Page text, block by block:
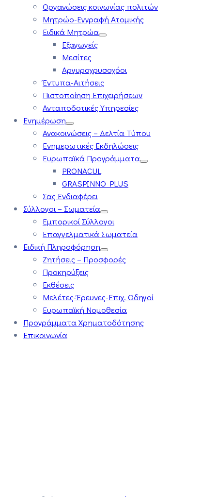
Οργανώσεις κοινωνίας πολιτών
Μητρώο-Εγγραφή Ατομικής
Ειδικά Μητρώα
Εξαγωγείς
Μεσίτες
Αργυροχρυσοχόοι
Έντυπα-Αιτήσεις
Πιστοποίηση Επιχειρήσεων
Ανταποδοτικές Υπηρεσίες
Ενημέρωση
Ανακοινώσεις – Δελτία Τύπου
Ενημερωτικές Εκδηλώσεις
Ευρωπαϊκά Προγράμματα
PRONACUL
GRASPINNO PLUS
Σας Ενδιαφέρει
Σύλλογοι – Σωματεία
Εμπορικοί Σύλλογοι
Επαγγελματικά Σωματεία
Ειδική Πληροφόρηση
Ζητήσεις – Προσφορές
Προκηρύξεις
Εκθέσεις
Μελέτες-Έρευνες-Επιχ. Οδηγοί
Ευρωπαϊκή Νομοθεσία
Προγράμματα Χρηματοδότησης
Επικοινωνία